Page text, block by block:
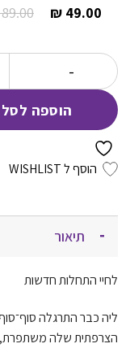
89.00
היה:
49.00
₪ המחיר
הוא:
49.00 ₪.
הוספה לסל
הוסף ל WISHLIST
תיאור
לחיי התחלות חדשות
ליה כבר התרגלה
הצרפתית שלה משתפרת,